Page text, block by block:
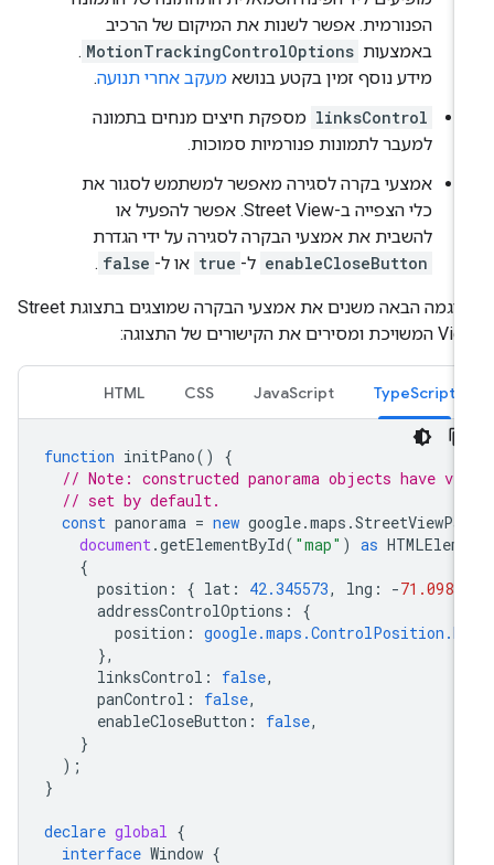
הפנורמית. אפשר לשנות את המיקום של הרכיב
באמצעות MotionTrackingControlOptions
.
מידע נוסף זמין בקטע בנושאמעקב אחרי תנועה.
linksControl מספקת חיצים מנחים בתמונה
למעבר לתמונות פנורמיות סמוכות.
אמצעי בקרה לסגירה מאפשר למשתמש לסגור את
כלי הצפייה ב-Street View. אפשר להפעיל או
להשבית את אמצעי הבקרה לסגירה על ידי הגדרת
enableCloseButton ל- true או ל- false
.
בדוגמה הבאה משנים את אמצעי הבקרה שמוצגים בתצוגת Street
TypeScript
JavaScript
CSS
HTML
function initPano ()
// Note: constructed panorama objects have
// set by default.
const panorama = new google.maps.
document.getElementById("map") as
position
{ lat: 42.345573, lng: -
addressControlOptions
position:
linksControl: false
panControl: false
enableCloseButton: false
declare global
interface Window